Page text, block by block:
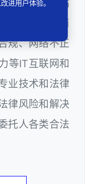
安全员和网站
游戏、电子商
规、网络不正
等IT互联网和
业技术和法律
律风险和解决
托人各类合法
进用户体验。